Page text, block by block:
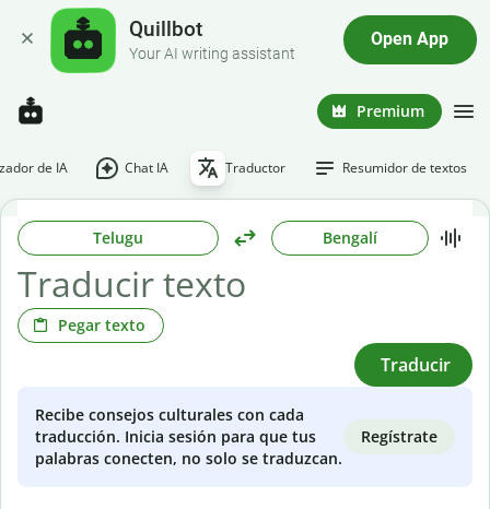
Quillbot
Your AI writing assistant
Open App
Premium
de IA Chat IA Traductor Resumidor de textos
Telugu Bengalí
Pegar texto
Traducir
Recibe consejos culturales con cada
traducción. Inicia sesión para que tus
palabras conecten, no solo se traduzcan.
Regístrate